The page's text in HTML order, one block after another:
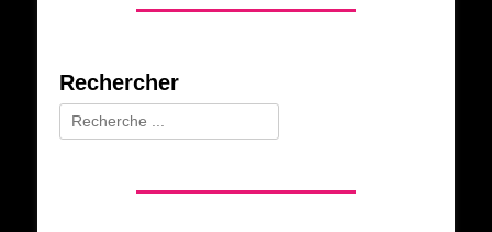
Rechercher
Rechercher :